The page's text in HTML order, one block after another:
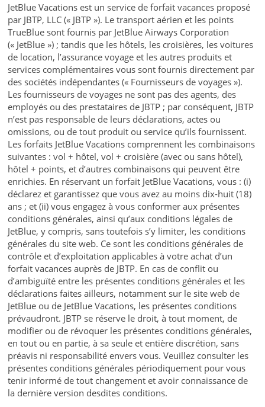
JetBlue Vacations est un service de forfait vacances proposé
par JBTP, LLC (« JBTP »). Le transport aérien et les points
TrueBlue sont fournis par JetBlue Airways Corporation
(« JetBlue ») ; tandis que les hôtels, les croisières, les voitures
de location, l’assurance voyage et les autres produits et
services complémentaires vous sont fournis directement par
des sociétés indépendantes (« Fournisseurs de voyages »).
Les fournisseurs de voyages ne sont pas des agents, des
employés ou des prestataires de JBTP ; par conséquent, JBTP
n’est pas responsable de leurs déclarations, actes ou
omissions, ou de tout produit ou service qu’ils fournissent.
Les forfaits JetBlue Vacations comprennent les combinaisons
suivantes : vol + hôtel, vol + croisière (avec ou sans hôtel),
hôtel + points, et d’autres combinaisons qui peuvent être
enrichies. En réservant un forfait JetBlue Vacations, vous : (i)
déclarez et garantissez que vous avez au moins dix-huit (18)
ans ; et (ii) vous engagez à vous conformer aux présentes
conditions générales, ainsi qu’aux conditions légales de
JetBlue, y compris, sans toutefois s’y limiter, les conditions
générales du site web. Ce sont les conditions générales de
contrôle et d’exploitation applicables à votre achat d’un
forfait vacances auprès de JBTP. En cas de conflit ou
d’ambiguïté entre les présentes conditions générales et les
déclarations faites ailleurs, notamment sur le site web de
JetBlue ou de JetBlue Vacations, les présentes conditions
prévaudront. JBTP se réserve le droit, à tout moment, de
modifier ou de révoquer les présentes conditions générales,
en tout ou en partie, à sa seule et entière discrétion, sans
préavis ni responsabilité envers vous. Veuillez consulter les
présentes conditions générales périodiquement pour vous
tenir informé de tout changement et avoir connaissance de
la dernière version desdites conditions.